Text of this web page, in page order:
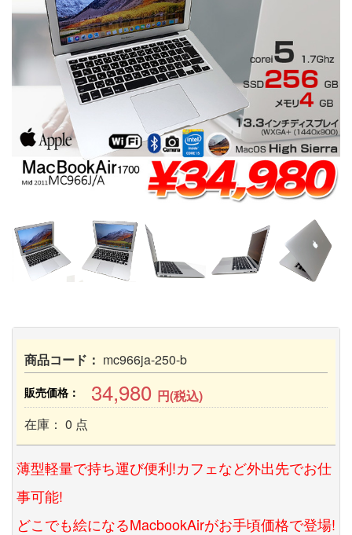
商品コード： mc966ja-250-b
販売価格： 34,980 円(税込)
在庫： 0 点
薄型軽量で持ち運び便利!カフェなど外出先でお仕
事可能!
どこでも絵になるMacbookAirがお手頃価格で登場!